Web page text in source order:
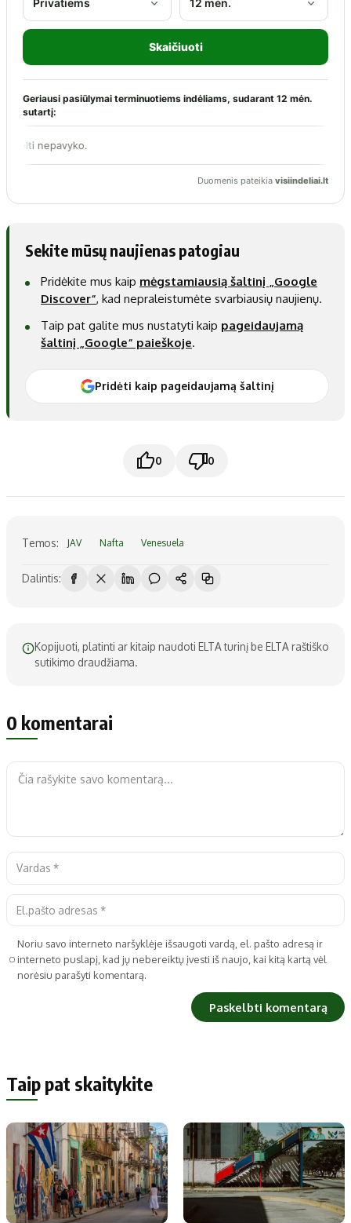
Sekite mūsų naujienas patogiau
Pridėkite mus kaip mėgstamiausią šaltinį „Google
Discover“, kad nepraleistumėte svarbiausių naujienų.
Taip pat galite mus nustatyti kaip pageidaujamą
šaltinį „Google“ paieškoje.
Pridėti kaip pageidaujamą šaltinį
0 0
Temos: JAV Nafta Venesuela
Dalintis:
Kopijuoti, platinti ar kitaip naudoti ELTA turinį be ELTA raštiško
sutikimo draudžiama.
0 komentarai
Noriu savo interneto naršyklėje išsaugoti vardą, el. pašto adresą ir
interneto puslapį, kad jų nebereiktų įvesti iš naujo, kai kitą kartą vėl
norėsiu parašyti komentarą.
Taip pat skaitykite